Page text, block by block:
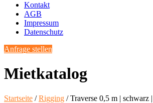
Kontakt
AGB
Impressum
Datenschutz
Anfrage stellen
Mietkatalog
Startseite /Rigging / Traverse 0,5 m | schwarz